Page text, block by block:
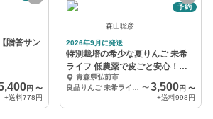
贈答サン
円 〜
+送料778円
予約
森山聡彦
2026年9月に発送
特別栽培の希少な夏りんご 未希
ライフ 低農薬で皮ごと安心！キ
ズなし良品
青森県弘前市
〜3,500円 〜
+送料998円